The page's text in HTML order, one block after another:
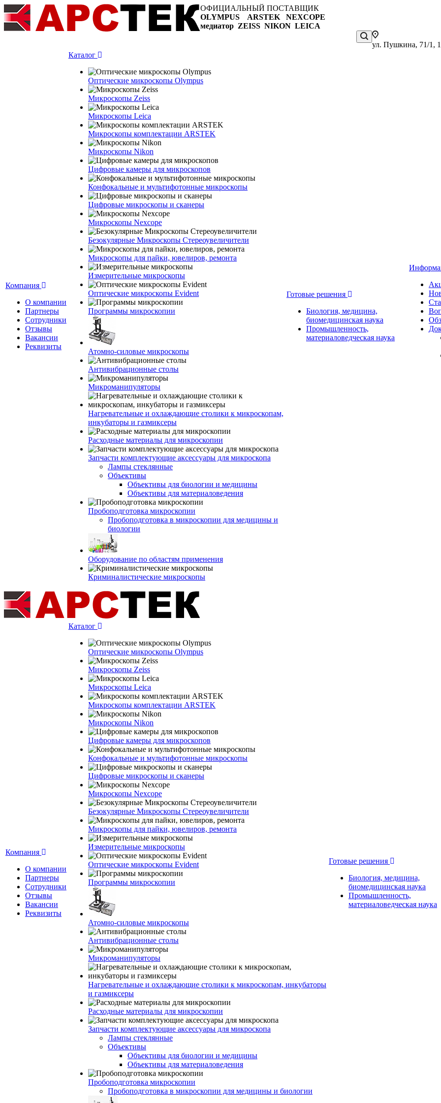
ОФИЦИАЛЬНЫЙ ПОСТАВЩИК
OLYMPUS ARSTEK NEXCOPE
медиатор ZEISS NIKON LEICA
ул. Пушкина, 71/1,
Компания
О компании
Партнеры
Сотрудники
Отзывы
Вакансии
Реквизиты
Каталог
Оптические микроскопы Olympus
Микроскопы Zeiss
Микроскопы Leica
Микроскопы комплектации ARSTEK
Микроскопы Nikon
Цифровые камеры для микроскопов
Конфокальные и мультифотонные микроскопы
Цифровые микроскопы и сканеры
Микроскопы Nexcope
Безокулярные Микроскопы Стереоувеличители
Микроскопы для пайки, ювелиров, ремонта
Измерительные микроскопы
Оптические микроскопы Evident
Программы микроскопии
Атомно-силовые микроскопы
Антивибрационные столы
Микроманипуляторы
Нагревательные и охлаждающие столики к микроскопам,
инкубаторы и газмиксеры
Расходные материалы для микроскопии
Запчасти комплектующие аксессуары для микроскопа
Лампы стеклянные
Объективы
Объективы для биологии и медицины
Объективы для материаловедения
Пробоподготовка микроскопии
Пробоподготовка в микроскопии для медицины и
биологии
Оборудование по областям применения
Криминалистические микроскопы
Готовые решения
Биология, медицина,
биомедицинская наука
Промышленность,
материаловедческая наука
Компания
О компании
Партнеры
Сотрудники
Отзывы
Вакансии
Реквизиты
Каталог
Оптические микроскопы Olympus
Микроскопы Zeiss
Микроскопы Leica
Микроскопы комплектации ARSTEK
Микроскопы Nikon
Цифровые камеры для микроскопов
Конфокальные и мультифотонные микроскопы
Цифровые микроскопы и сканеры
Микроскопы Nexcope
Безокулярные Микроскопы Стереоувеличители
Микроскопы для пайки, ювелиров, ремонта
Измерительные микроскопы
Оптические микроскопы Evident
Программы микроскопии
Атомно-силовые микроскопы
Антивибрационные столы
Микроманипуляторы
Нагревательные и охлаждающие столики к микроскопам, инкубаторы
и газмиксеры
Расходные материалы для микроскопии
Запчасти комплектующие аксессуары для микроскопа
Лампы стеклянные
Объективы
Объективы для биологии и медицины
Объективы для материаловедения
Пробоподготовка микроскопии
Пробоподготовка в микроскопии для медицины и биологии
Готовые решения
Биология, медицина,
биомедицинская наука
Промышленность,
материаловедческая наука